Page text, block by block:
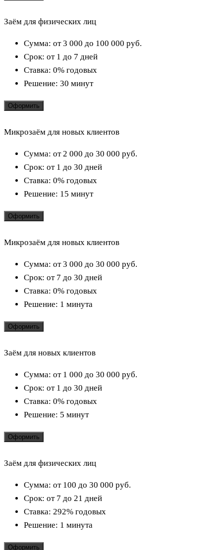
Заём для физических лиц
Сумма: от 3 000 до 100 000 руб.
Срок: от 1 до 7 дней
Ставка: 0% годовых
Решение: 30 минут
Оформить
Микрозаём для новых клиентов
Сумма: от 2 000 до 30 000 руб.
Срок: от 1 до 30 дней
Ставка: 0% годовых
Решение: 15 минут
Оформить
Микрозаём для новых клиентов
Сумма: от 3 000 до 30 000 руб.
Срок: от 7 до 30 дней
Ставка: 0% годовых
Решение: 1 минута
Оформить
Заём для новых клиентов
Сумма: от 1 000 до 30 000 руб.
Срок: от 1 до 30 дней
Ставка: 0% годовых
Решение: 5 минут
Оформить
Заём для физических лиц
Сумма: от 100 до 30 000 руб.
Срок: от 7 до 21 дней
Ставка: 292% годовых
Решение: 1 минута
Оформить